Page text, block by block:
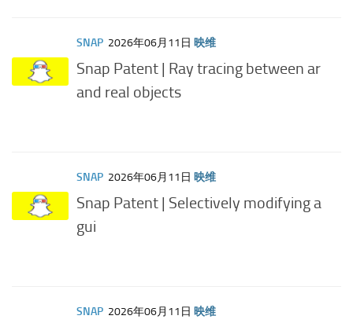
SNAP 2026年06月11日 映维
Snap Patent | Ray tracing between ar
and real objects
SNAP 2026年06月11日 映维
Snap Patent | Selectively modifying a
gui
SNAP 2026年06月11日 映维